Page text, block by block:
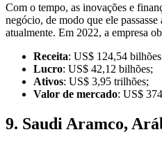
Com o tempo, as inovações e
negócio, de modo que ele
atualmente. Em 2022, a empresa
Receita: US$ 124,54
Lucro: US$ 42,12 bilhões;
Ativos: US$ 3,95 trilhões;
Valor de mercado: US$
9. Saudi Aramco,